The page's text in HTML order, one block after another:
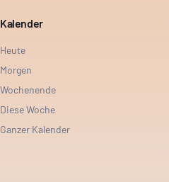
Kalender
Heute
Morgen
Wochenende
Diese Woche
Ganzer Kalender